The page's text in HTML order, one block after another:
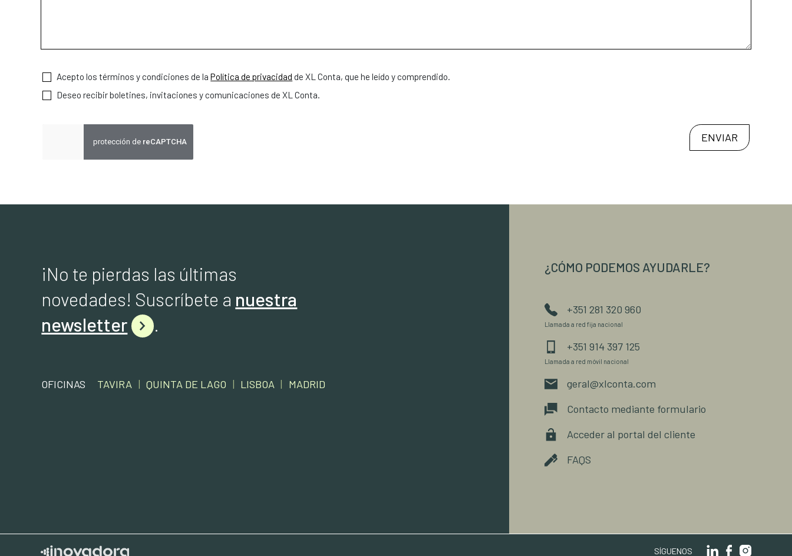
Acepto los términos y condiciones de laPolítica de privacidad de XL Conta, que he leído y comprendido.
Deseo recibir boletines, invitaciones y comunicaciones de XL Conta.
ENVIAR
¡No te pierdas las últimas
novedades! Suscríbete a nuestra
newsletter
.
OFICINAS TAVIRA | QUINTA DE LAGO | LISBOA | MADRID
¿CÓMO PODEMOS AYUDARLE?
+351 281 320 960
Llamada a red fija nacional
+351 914 397 125
Llamada a red móvil nacional
geral@xlconta.com
Contacto mediante formulario
Acceder al portal del cliente
FAQS
SÍGUENOS